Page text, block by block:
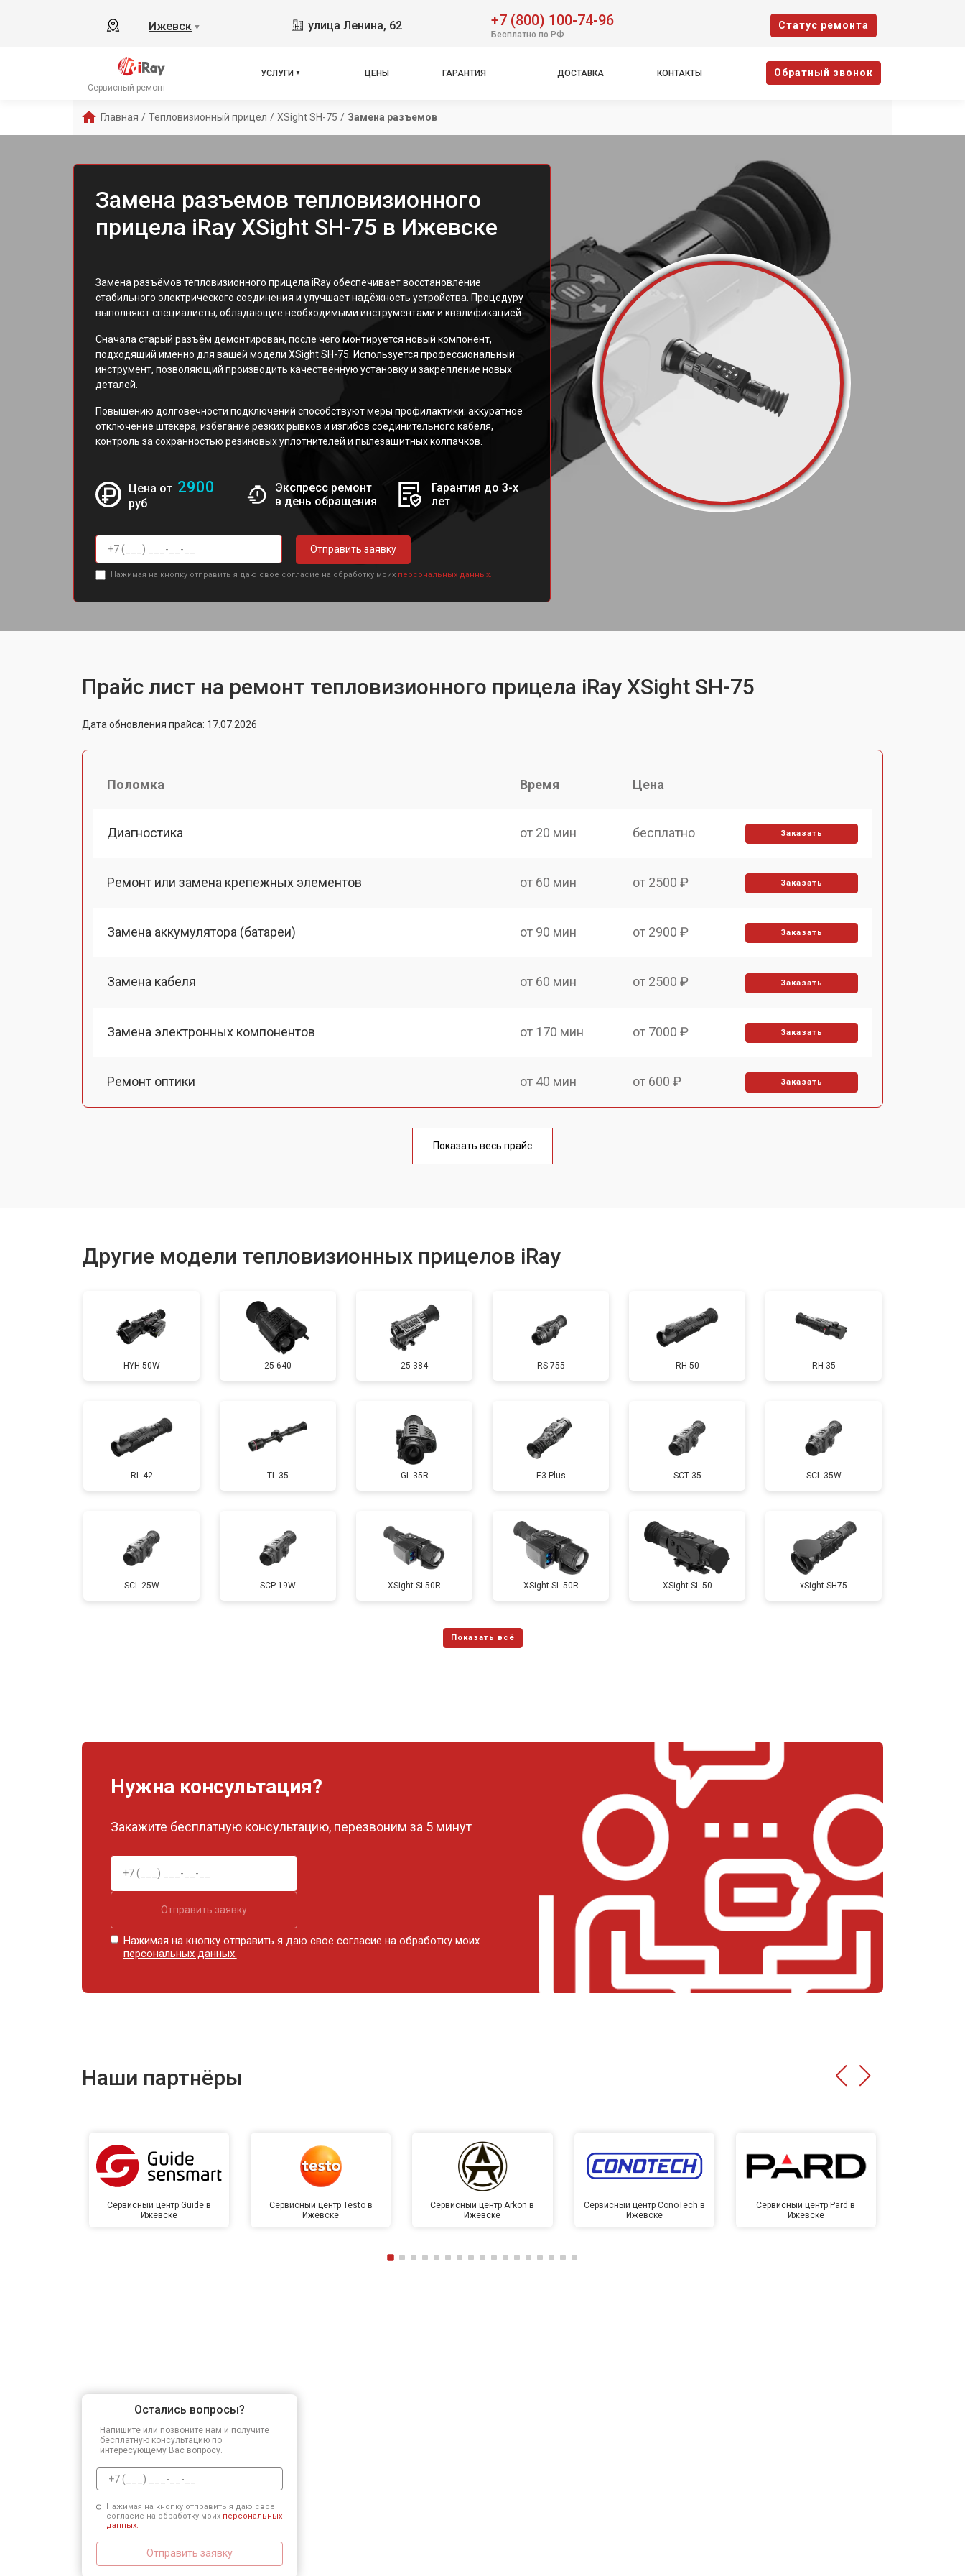
Ижевск ▼ улица Ленина, 62 +7 (800) 100-74-96
Бесплатно по РФ
Cтатус ремонта
Сервисный ремонт
УСЛУГИ ЦЕНЫ ГАРАНТИЯ ДОСТАВКА КОНТАКТЫ Oбратный звонок
Главная / Тепловизионный прицел / XSight SH-75 / Замена разъемов
Замена разъемов тепловизионного
прицела iRay XSight SH-75 в Ижевске
Замена разъёмов тепловизионного прицела iRay обеспечивает восстановление
стабильного электрического соединения и улучшает надёжность устройства. Процедуру
выполняют специалисты, обладающие необходимыми инструментами и квалификацией.
Сначала старый разъём демонтирован, после чего монтируется новый компонент,
подходящий именно для вашей модели XSight SH-75. Используется профессиональный
инструмент, позволяющий производить качественную установку и закрепление новых
деталей.
Повышению долговечности подключений способствуют меры профилактики: аккуратное
отключение штекера, избегание резких рывков и изгибов соединительного кабеля,
контроль за сохранностью резиновых уплотнителей и пылезащитных колпачков.
Цена от 2900
руб
Экспресс ремонт
в день обращения
Гарантия до 3-х
лет
Отправить заявку
Нажимая на кнопку отправить я даю свое согласие на обработку моих персональных данных.
Прайс лист на ремонт тепловизионного прицела iRay XSight SH-75
Дата обновления прайса: 17.07.2026
Поломка Время Цена
Диагностика от 20 мин бесплатно Заказать
Ремонт или замена крепежных элементов от 60 мин от 2500 ₽ Заказать
Замена аккумулятора (батареи) от 90 мин от 2900 ₽ Заказать
Замена кабеля от 60 мин от 2500 ₽ Заказать
Замена электронных компонентов от 170 мин от 7000 ₽ Заказать
Ремонт оптики от 40 мин от 600 ₽ Заказать
от 170 мин
Показать весь прайс
Другие модели тепловизионных прицелов iRay
HYH 50W 25 640 25 384 RS 755 RH 50 RH 35
RL 42 TL 35 GL 35R E3 Plus SCT 35 SCL 35W
SCL 25W SCP 19W ХSight SL50R XSight SL-50R XSight SL-50 xSight SH75
Нужна консультация?
Закажите бесплатную консультацию, перезвоним за 5 минут
Отправить заявку
Нажимая на кнопку отправить я даю свое согласие на обработку моих
персональных данных.
Наши партнёры
Сервисный центр Guide в
Ижевске
Сервисный центр Testo в
Ижевске
Сервисный центр Arkon в
Ижевске
Сервисный центр ConoTech в
Ижевске
Сервисный центр Pard в
Ижевске
Остались вопросы?
Напишите или позвоните нам и получите
бесплатную консультацию по
интересующему Вас вопросу.
Нажимая на кнопку отправить я даю свое
согласие на обработку моих персональных
данных.
Отправить заявку